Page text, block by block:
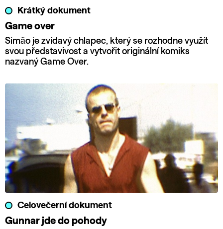
Krátký dokument
Game over
Simão je zvídavý chlapec, který se rozhodne využít
svou představivost a vytvořit originální komiks
nazvaný Game Over.
Celovečerní dokument
Gunnar jde do pohody